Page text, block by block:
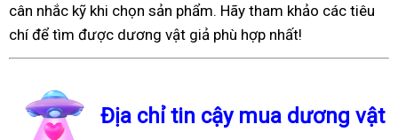
cân nhắc kỹ khi chọn sản phẩm. Hãy tham khảo các tiêu
chí để tìm được dương vật giả phù hợp nhất!
Địa chỉ tin cậy mua dương vật